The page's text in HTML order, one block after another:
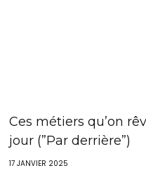
Ces métiers qu’on
jour (”Par derrière”)
17 JANVIER 2025